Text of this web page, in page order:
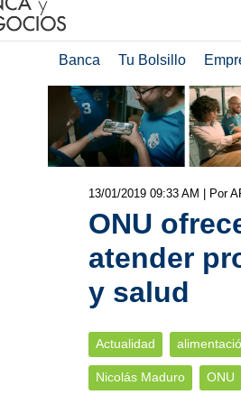
Banca Tu Bolsillo
13/01/2019 09:33 AM | Por
ONU
atender
y salud
Actualidad
Nicolás Maduro ONU